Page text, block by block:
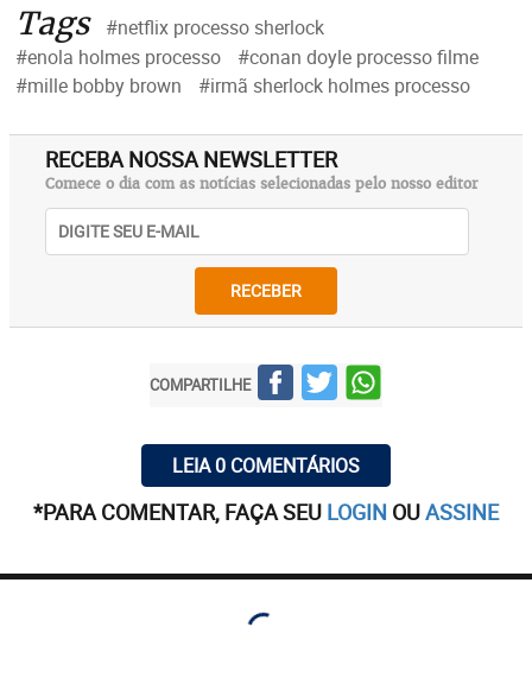
Tags
#netflix processo sherlock
#enola holmes processo
#conan doyle processo filme
#mille bobby brown
#irmã sherlock holmes processo
RECEBA NOSSA NEWSLETTER
Comece o dia com as notícias selecionadas pelo nosso editor
RECEBER
COMPARTILHE
LEIA 0 COMENTÁRIOS
*PARA COMENTAR, FAÇA SEU LOGIN OUASSINE